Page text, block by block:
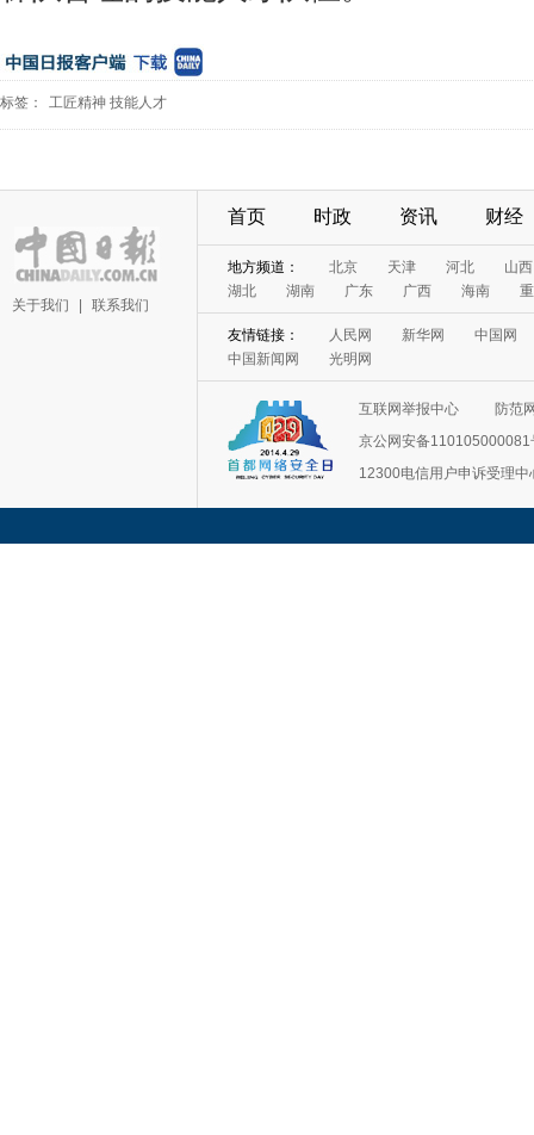
标签： 工匠精神 技能人才
关于我们 联系我们
首页 时政 资讯 财经
地方频道： 北京 天津 河北
山西
湖北
湖南 广东 广西 海南
友情链接： 人民网 新华网
中国网
中国新闻网
光明网
互联网举报中心
防范
京公网安备110105000081
12300电信用户申诉受理中